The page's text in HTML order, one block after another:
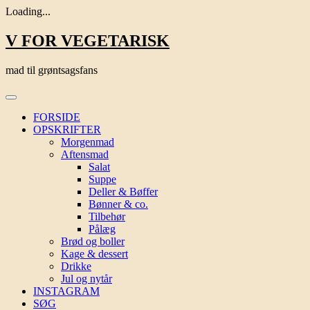
Loading...
Skip
to
V FOR VEGETARISK
mad til grøntsagsfans
FORSIDE
OPSKRIFTER
Morgenmad
Aftensmad
Salat
Suppe
Deller & Bøffer
Bønner & co.
Tilbehør
Pålæg
Brød og boller
Kage & dessert
Drikke
Jul og nytår
INSTAGRAM
SØG